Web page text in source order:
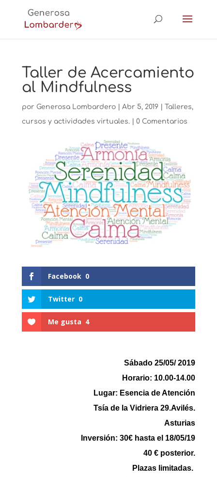
Taller de Acercamiento
al Mindfulness
por Generosa Lombardero| Abr 5, 2019| Talleres,
cursos y actividades virtuales.| 0 Comentarios
Facebook 0
Twitter 0
Me gusta 4
Sábado 25/05/ 2019
Horario: 10.00-14.00
Lugar: Esencia de Atención
Tsía de la Vidriera 29.Avilés.
Asturias
Inversión: 30€ hasta el 18/05/19
40 € posterior.
Plazas limitadas.